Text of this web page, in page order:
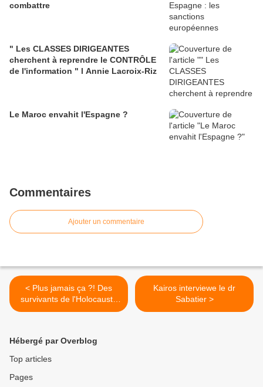
combattre
" Les CLASSES DIRIGEANTES
cherchent à reprendre le CONTRÔLE
de l'information " l Annie Lacroix-Riz
Le Maroc envahit l'Espagne ?
Commentaires
Ajouter un commentaire
< Plus jamais ça ?! Des
survivants de l'Holocauste
nous interpellent...
Kairos interviewe le dr
Sabatier >
Hébergé par Overblog
Top articles
Pages